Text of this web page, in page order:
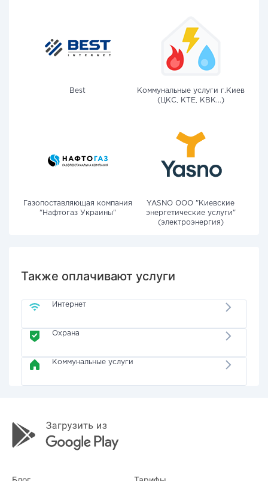
Best
Коммунальные услуги г.Киев
(ЦКС, КТЕ, КВК...)
Газопоставляющая компания
"Нафтогаз Украины"
YASNO OOO "Киевские
энергетические услуги"
(электроэнергия)
Также оплачивают услуги
Интернет
Охрана
Коммунальные услуги